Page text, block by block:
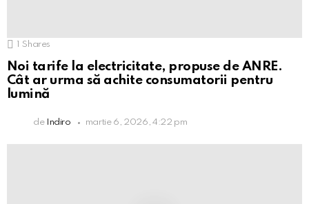
1 Shares
Noi tarife la electricitate, propuse de ANRE.
Cât ar urma să achite consumatorii pentru
lumină
de Indiro martie 6, 2026, 4:22 pm